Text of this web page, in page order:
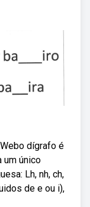
dígrafo é
um único
Lh, nh, ch,
de e ou i),